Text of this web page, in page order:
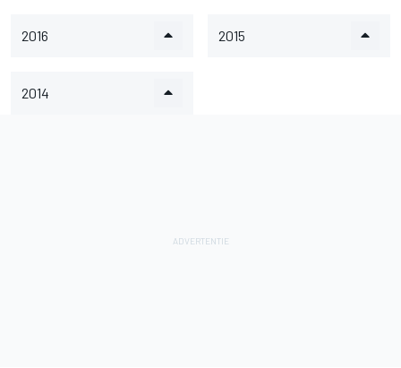
2016 2015
2014